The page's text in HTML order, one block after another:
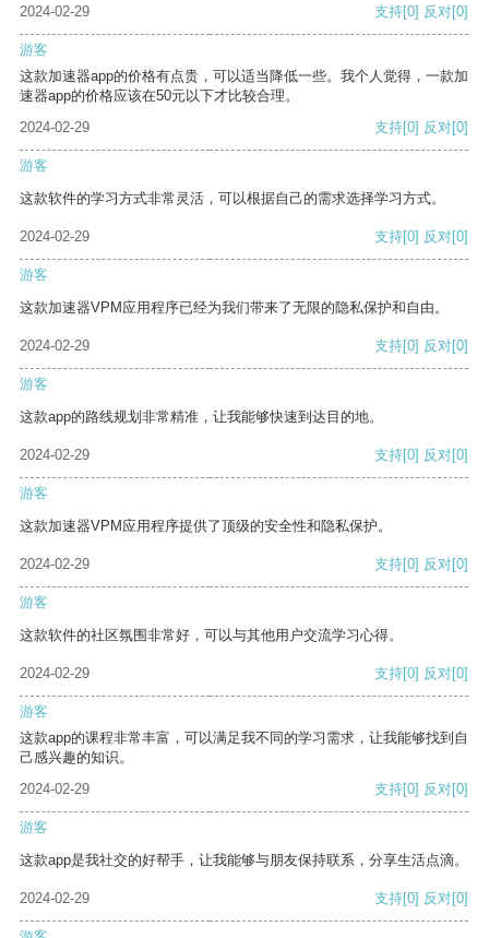
2024-02-29 支持[0] 反对[0]
游客
这款加速器app的价格有点贵，可以适当降低一些。我个人觉得，一款加
速器app的价格应该在50元以下才比较合理。
2024-02-29
支持[0] 反对[0]
游客
这款软件的学习方式非常灵活，可以根据自己的需求选择学习方式。
2024-02-29 支持[0] 反对[0]
游客
这款加速器VPM应用程序已经为我们带来了无限的隐私保护和自由。
2024-02-29 支持[0] 反对[0]
游客
这款app的路线规划非常精准，让我能够快速到达目的地。
2024-02-29 支持[0] 反对[0]
游客
这款加速器VPM应用程序提供了顶级的安全性和隐私保护。
2024-02-29 支持[0] 反对[0]
游客
这款软件的社区氛围非常好，可以与其他用户交流学习心得。
2024-02-29 支持[0] 反对[0]
游客
这款app的课程非常丰富，可以满足我不同的学习需求，让我能够找到自
己感兴趣的知识。
2024-02-29
支持[0] 反对[0]
游客
这款app是我社交的好帮手，让我能够与朋友保持联系，分享生活点滴。
2024-02-29 支持[0] 反对[0]